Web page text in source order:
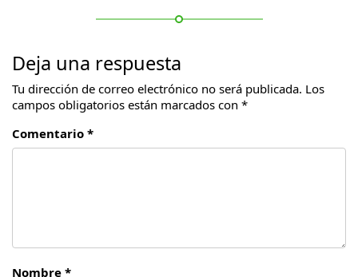
Deja una respuesta
Tu dirección de correo electrónico no será publicada. Los
campos obligatorios están marcados con *
Comentario *
Nombre *